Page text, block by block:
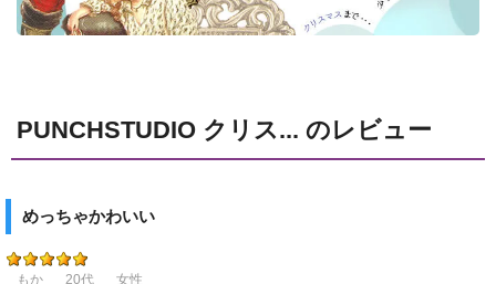
PUNCHSTUDIO クリス... のレビュー
めっちゃかわいい
もか 20代
女性